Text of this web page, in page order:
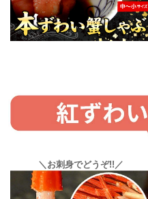
＼お刺身でどうぞ!!／